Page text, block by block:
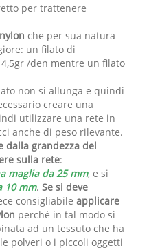
per trattenere
che per sua natura
un filato di
/den mentre un filato
non si allunga e quindi
creare una
utilizzare una rete in
anche di peso rilevante.
dalla grandezza del
sulla rete:
maglia da 25 mm, e si
10 mm. Se si deve
consigliabile applicare
perché in tal modo si
ad un tessuto che ha
polveri o i piccoli oggetti